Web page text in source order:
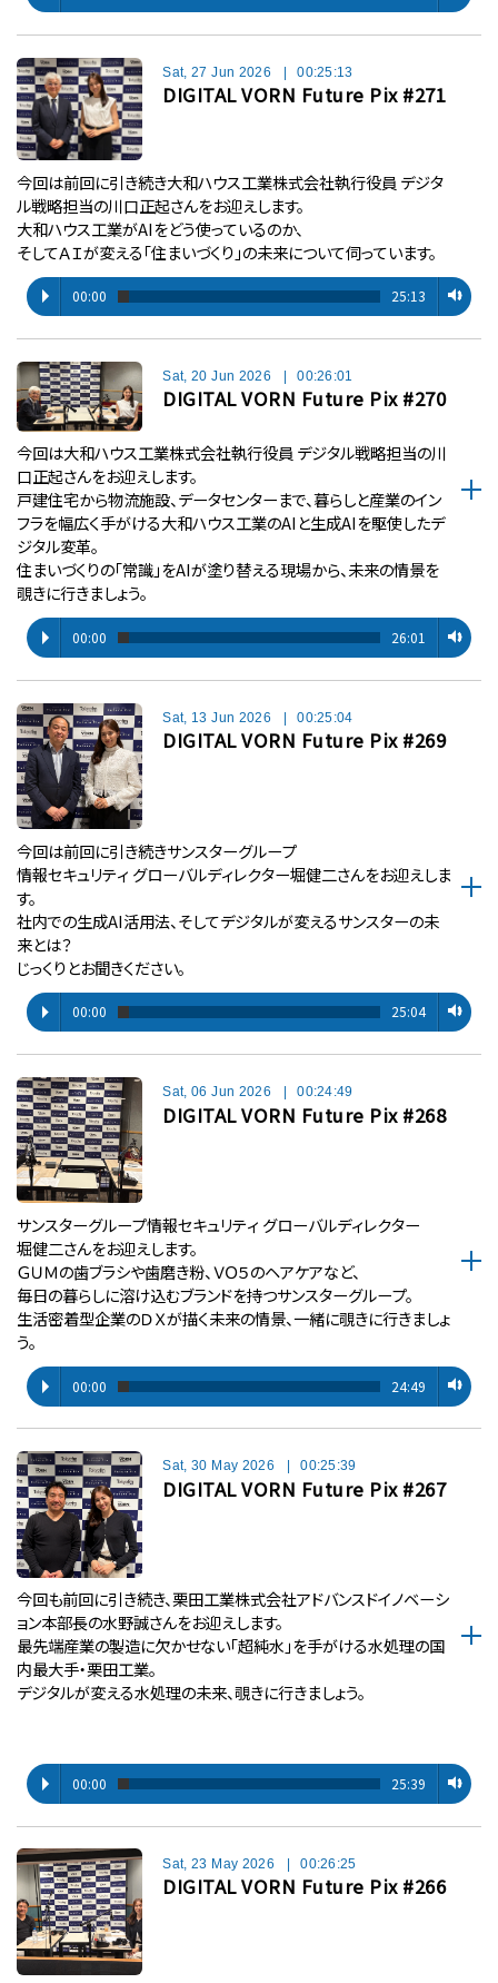
Sat, 27 Jun 2026 00:25:13
DIGITAL VORN Future Pix #271
今回は前回に引き続き大和ハウス工業株式会社執行役員 デジタ
ル戦略担当の川口正起さんをお迎えします。
大和ハウス工業がAIをどう使っているのか、
そしてＡＩが変える「住まいづくり」の未来について伺っています。
00:00 25:13
Sat, 20 Jun 2026 00:26:01
DIGITAL VORN Future Pix #270
今回は大和ハウス工業株式会社執行役員 デジタル戦略担当の川
口正起さんをお迎えします。
戸建住宅から物流施設、データセンターまで、暮らしと産業のイン
フラを幅広く手がける大和ハウス工業のAIと生成AIを駆使したデ
ジタル変革。
住まいづくりの「常識」をAIが塗り替える現場から、未来の情景を
覗きに行きましょう。
00:00 26:01
Sat, 13 Jun 2026 00:25:04
DIGITAL VORN Future Pix #269
今回は前回に引き続きサンスターグループ
情報セキュリティ グローバルディレクター堀健二さんをお迎えしま
す。
社内での生成AI活用法、そしてデジタルが変えるサンスターの未
来とは？
じっくりとお聞きください。
00:00 25:04
Sat, 06 Jun 2026 00:24:49
DIGITAL VORN Future Pix #268
サンスターグループ情報セキュリティ グローバルディレクター
堀健二さんをお迎えします。
ＧＵＭの歯ブラシや歯磨き粉、ＶＯ５のヘアケアなど、
毎日の暮らしに溶け込むブランドを持つサンスターグループ。
生活密着型企業のＤＸが描く未来の情景、一緒に覗きに行きましょ
う。
00:00 24:49
Sat, 30 May 2026 00:25:39
DIGITAL VORN Future Pix #267
今回も前回に引き続き、栗田工業株式会社アドバンスドイノベーシ
ョン本部長の水野誠さんをお迎えします。
最先端産業の製造に欠かせない「超純水」を手がける水処理の国
内最大手・栗田工業。
デジタルが変える水処理の未来、覗きに行きましょう。
00:00 25:39
Sat, 23 May 2026 | 00:26:25
DIGITAL VORN Future Pix #266